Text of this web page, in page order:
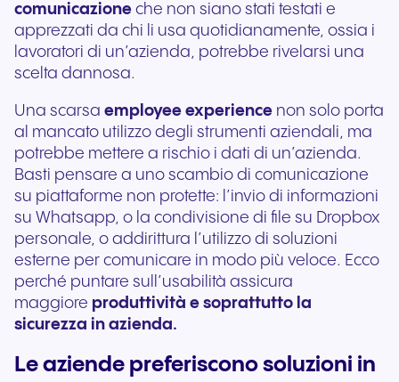
comunicazione che non siano stati testati e
apprezzati da chi li usa quotidianamente, ossia i
lavoratori di un’azienda, potrebbe rivelarsi una
scelta dannosa.
Una scarsa employee experience non solo porta
al mancato utilizzo degli strumenti aziendali, ma
potrebbe mettere a rischio i dati di un’azienda.
Basti pensare a uno scambio di comunicazione
su piattaforme non protette: l’invio di informazioni
su Whatsapp, o la condivisione di file su Dropbox
personale, o addirittura l’utilizzo di soluzioni
esterne per comunicare in modo più veloce. Ecco
perché puntare sull’usabilità assicura
maggiore produttività e soprattutto la
sicurezza in azienda.
Le aziende preferiscono soluzioni in